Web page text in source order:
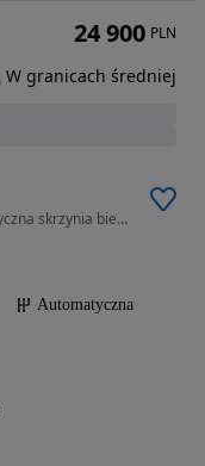
1598 cm3 • 156 KM • Peugeot 3008, automatyczna skrzynia biegow, niski przebieg
Automatyczna
24 900 PLN
W granicach średniej